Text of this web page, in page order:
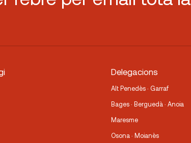
Delegacions
Alt Penedès · Garraf
Bages · Berguedà · Anoia
Maresme
Osona · Moianès